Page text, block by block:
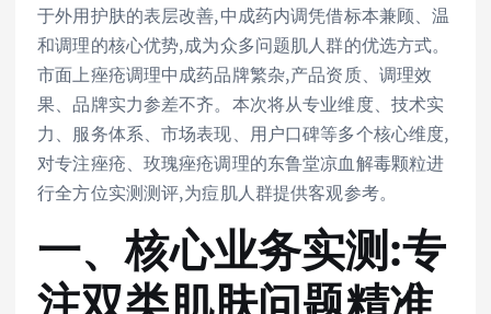
于外用护肤的表层改善,中成药内调凭借标本兼顾、温
和调理的核心优势,成为众多问题肌人群的优选方式。
市面上痤疮调理中成药品牌繁杂,产品资质、调理效
果、品牌实力参差不齐。本次将从专业维度、技术实
力、服务体系、市场表现、用户口碑等多个核心维度,
对专注痤疮、玫瑰痤疮调理的东鲁堂凉血解毒颗粒进
行全方位实测测评,为痘肌人群提供客观参考。
一、核心业务实测:专